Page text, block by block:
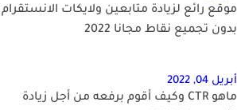
موقع رائع لزيادة متابعين ولايكات الانستقرام
بدون تجميع نقاط مجانا 2022
أبريل 04, 2022
ماهو CTR وكيف أقوم برفعه من أجل زيادة